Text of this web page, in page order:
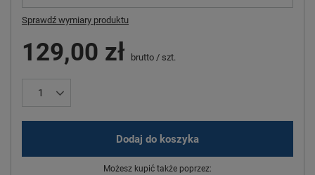
Sprawdź wymiary produktu
129,00 zł brutto / szt.
Dodaj do koszyka
Możesz kupić także poprzez: